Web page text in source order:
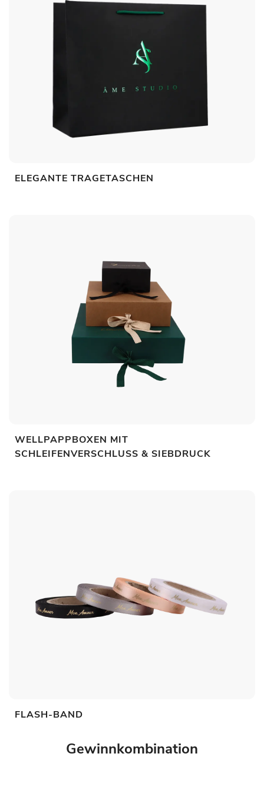
ELEGANTE TRAGETASCHEN
WELLPAPPBOXEN MIT
SCHLEIFENVERSCHLUSS & SIEBDRUCK
FLASH-BAND
Gewinnkombination